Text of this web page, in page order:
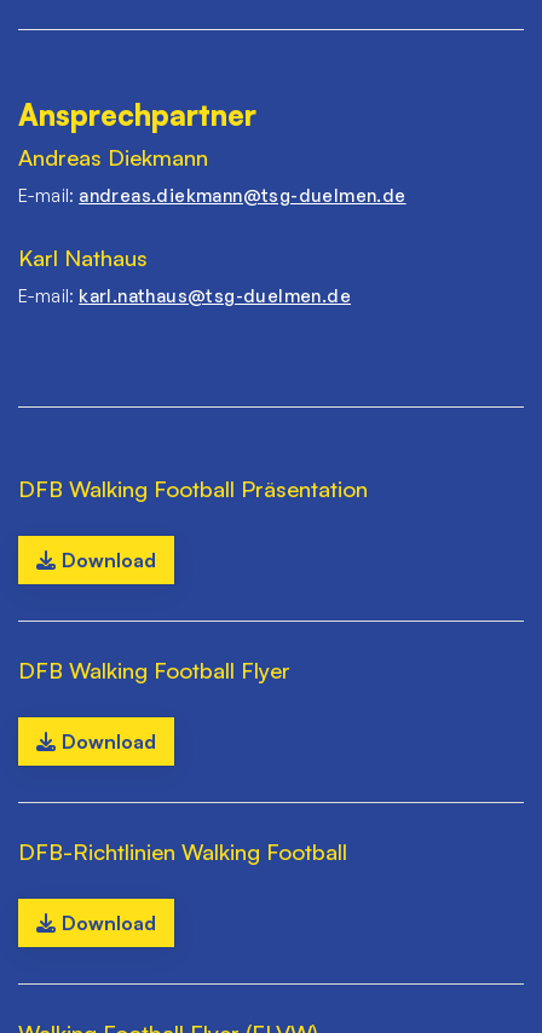
Ansprechpartner
Andreas Diekmann
E-mail: andreas.diekmann@tsg-duelmen.de
Karl Nathaus
E-mail: karl.nathaus@tsg-duelmen.de
DFB Walking Football Präsentation
Download
DFB Walking Football Flyer
Download
DFB-Richtlinien Walking Football
Download